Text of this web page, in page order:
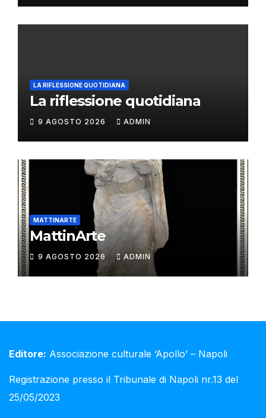
LA RIFLESSIONE QUOTIDIANA
La riflessione quotidiana
9 AGOSTO 2026 ADMIN
MATTINARTE
MattinArte
9 AGOSTO 2026 ADMIN
Editore: Associazione culturale ‘Apollo’ – Napoli
Registrazione presso il Tribunale di Napoli nr.13 del
25/05/2023